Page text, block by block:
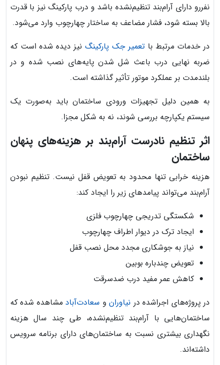
نفررو دارای آرام‌بند تنظیم‌نشده باشد و درب پارکینگ نیز با قدرت
بالا بسته شود، فشار مضاعف به ساختار چهارچوب وارد می‌شود.
در خدمات مرتبط با تعمیر جک پارکینگ نیز دیده شده است که
ضربه نهایی درب باعث شل شدن پایه‌های نصب شده و در
بلندمدت بر عملکرد موتور تأثیر گذاشته است.
به همین دلیل تجهیزات ورودی ساختمان باید به‌صورت یک
سیستم یکپارچه بررسی شوند، نه به شکل مجزا.
اثر تنظیم نادرست آرام‌بند بر هزینه‌های پنهان
ساختمان
هزینه خرابی تنها محدود به تعویض قفل نیست. تنظیم نبودن
آرام‌بند می‌تواند پیامدهای زیر را ایجاد کند:
شکستگی تدریجی چهارچوب فلزی
ایجاد ترک در دیوار اطراف چهارچوب
نیاز به جوشکاری مجدد محل نصب قفل
تعویض چندباره بوبین
کاهش عمر مفید درب ضدسرقت
در پروژه‌های اجراشده در نیاورانو سعادت‌آبادمشاهده شده که
ساختمان‌هایی با آرام‌بند تنظیم‌نشده، طی چند سال هزینه
نگهداری بیشتری نسبت به ساختمان‌های دارای برنامه سرویس
داشته‌اند.